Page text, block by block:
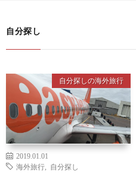
自分探し
自分探しの海外旅行
2019.01.01
海外旅行
自分探し